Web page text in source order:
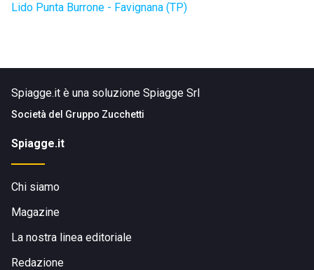
Lido Punta Burrone - Favignana (TP)
Spiagge.it è una soluzione Spiagge Srl
Società del Gruppo Zucchetti
Spiagge.it
Chi siamo
Magazine
La nostra linea editoriale
Redazione